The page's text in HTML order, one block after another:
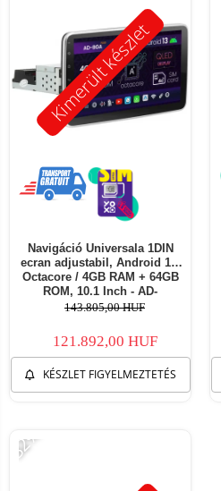
Kimerült készlet
Navigáció Universala 1DIN
ecran adjustabil, Android 13,
Octacore / 4GB RAM + 64GB
ROM, 10.1 Inch - AD-
BGA1001DIN
143.805,00 HUF
121.892,00 HUF
KÉSZLET FIGYELMEZTETÉS
-32%